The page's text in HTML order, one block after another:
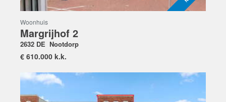
Woonhuis
Margrijhof 2
2632 DE Nootdorp
€ 610.000 k.k.